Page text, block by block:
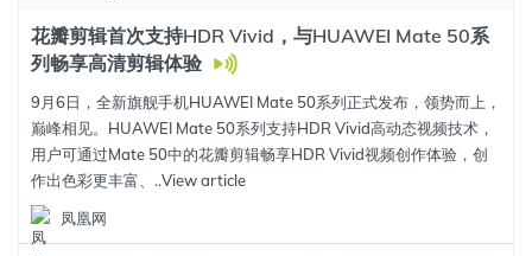
花瓣剪辑首次支持HDR Vivid，与HUAWEI Mate 50系
列畅享高清剪辑体验
9月6日，全新旗舰手机HUAWEI Mate 50系列正式发布，领势而上，
巅峰相见。HUAWEI Mate 50系列支持HDR Vivid高动态视频技术，
用户可通过Mate 50中的花瓣剪辑畅享HDR Vivid视频创作体验，创
作出色彩更丰富、..View article
凤凰网